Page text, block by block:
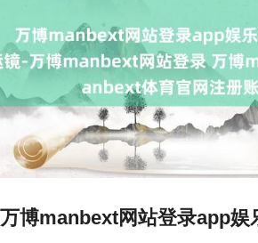
万博manbext网站登录app娱